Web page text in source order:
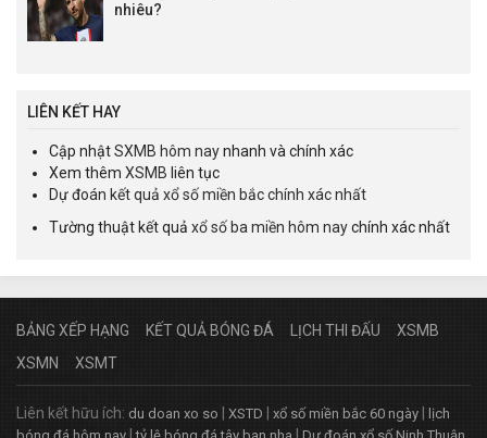
nhiêu?
LIÊN KẾT HAY
Cập nhậtSXMB hôm naynhanh và chính xác
Xem thêm XSMB liên tục
Dự đoán kết quả xổ số miền bắc chính xác nhất
Tường thuật kết quả xổ số ba miền hôm naychính xác nhất
BẢNG XẾP HẠNG KẾT QUẢ BÓNG ĐÁ LỊCH THI ĐẤU
XSMB
XSMN
XSMT
Liên kết hữu ích: du doan xo so XSTD xổ số miền bắc 60 ngày
lịch